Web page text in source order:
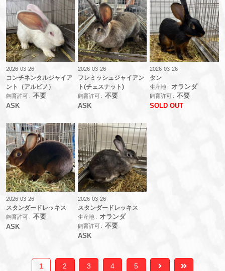
2026-03-26
コンチネンタルジャイア
ント（アルビノ）
飼育許可
不要
ASK
2026-03-26
フレミッシュジャイアン
ト(チェスナット)
飼育許可
不要
ASK
2026-03-26
タン
生産地 オランダ
飼育許可
不要
SOLD OUT
2026-03-26
スタンダードレッキス
飼育許可
不要
ASK
2026-03-26
スタンダードレッキス
生産地 オランダ
飼育許可
不要
ASK
1 2 3 4 5